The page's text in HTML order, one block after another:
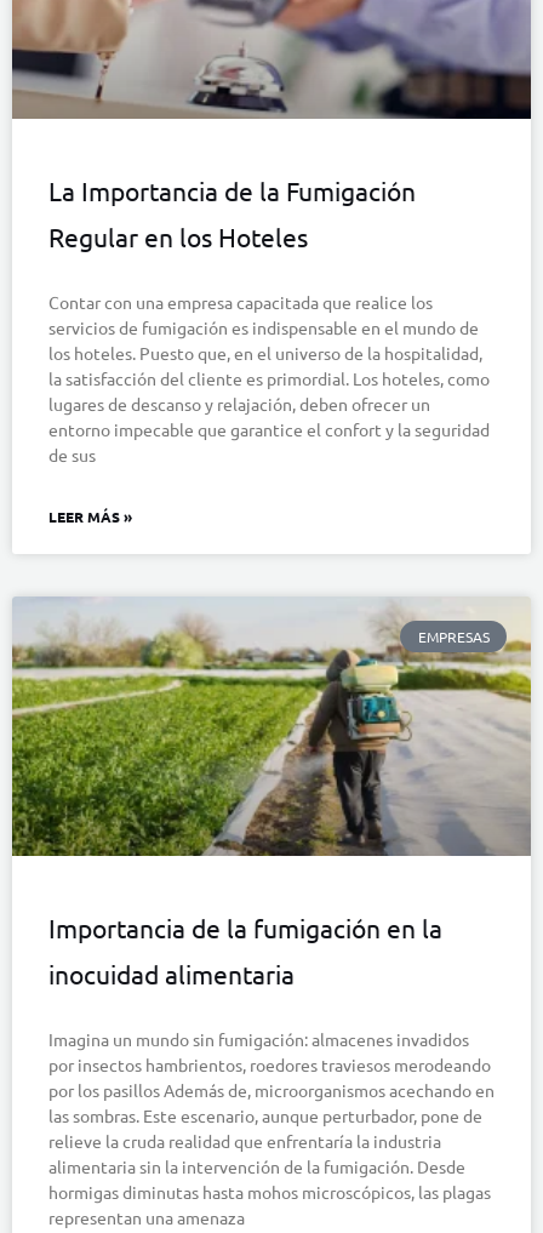
La Importancia de la Fumigación
Regular en los Hoteles
Contar con una empresa capacitada que realice los
servicios de fumigación es indispensable en el mundo de
los hoteles. Puesto que, en el universo de la hospitalidad,
la satisfacción del cliente es primordial. Los hoteles, como
lugares de descanso y relajación, deben ofrecer un
entorno impecable que garantice el confort y la seguridad
de sus
LEER MÁS »
EMPRESAS
Importancia de la fumigación en la
inocuidad alimentaria
Imagina un mundo sin fumigación: almacenes invadidos
por insectos hambrientos, roedores traviesos merodeando
por los pasillos Además de, microorganismos acechando en
las sombras. Este escenario, aunque perturbador, pone de
relieve la cruda realidad que enfrentaría la industria
alimentaria sin la intervención de la fumigación. Desde
hormigas diminutas hasta mohos microscópicos, las plagas
representan una amenaza